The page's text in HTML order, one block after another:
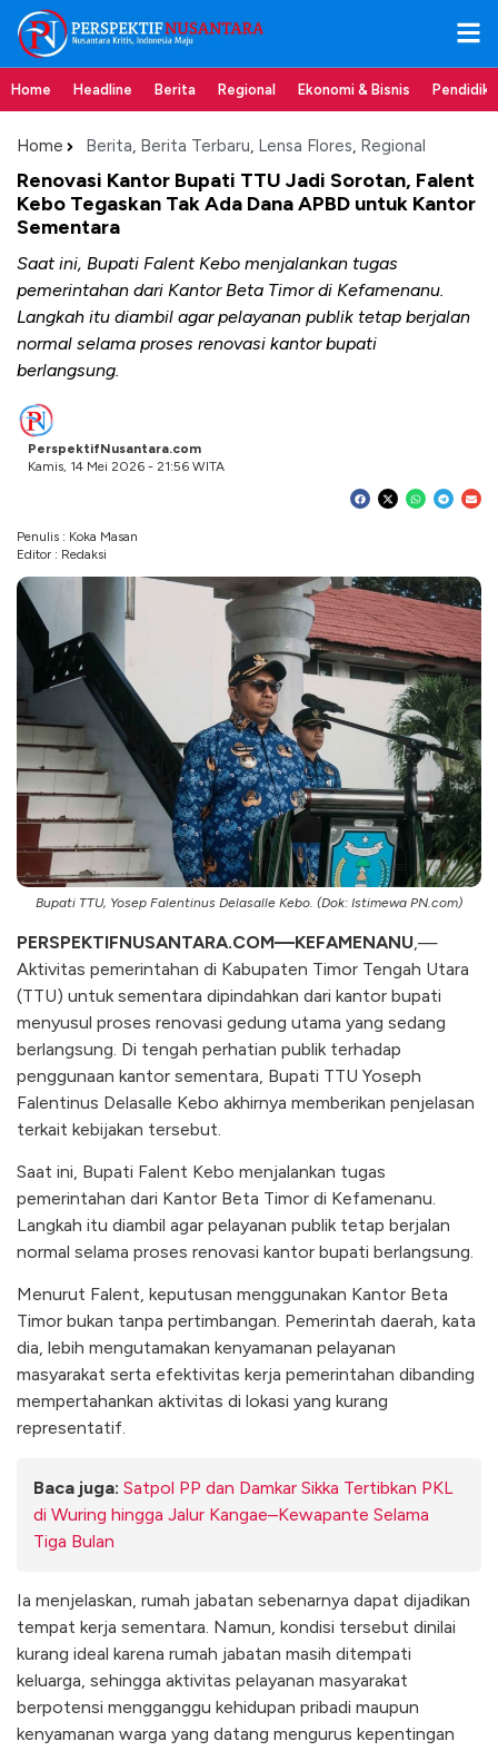
Home Headline Berita Regional Ekonomi & Bisnis
Home Berita, Berita Terbaru, Lensa Flores, Regional
Renovasi Kantor Bupati TTU Jadi Sorotan, Falent
Kebo Tegaskan Tak Ada Dana APBD untuk Kantor
Sementara
Saat ini, Bupati Falent Kebo menjalankan tugas
pemerintahan dari Kantor Beta Timor di Kefamenanu.
Langkah itu diambil agar pelayanan publik tetap berjalan
normal selama proses renovasi kantor bupati
berlangsung.
PerspektifNusantara.com
Kamis, 14 Mei 2026 - 21:56 WITA
Penulis : Koka Masan
Editor : Redaksi
Bupati TTU, Yosep Falentinus Delasalle Kebo. (Dok: Istimewa PN.com)
PERSPEKTIFNUSANTARA.COM—KEFAMENANU ,—
Aktivitas pemerintahan di Kabupaten Timor Tengah Utara
(TTU) untuk sementara dipindahkan dari kantor bupati
menyusul proses renovasi gedung utama yang sedang
berlangsung. Di tengah perhatian publik terhadap
penggunaan kantor sementara, Bupati TTU Yoseph
Falentinus Delasalle Kebo akhirnya memberikan penjelasan
terkait kebijakan tersebut.
Saat ini, Bupati Falent Kebo menjalankan tugas
pemerintahan dari Kantor Beta Timor di Kefamenanu.
Langkah itu diambil agar pelayanan publik tetap berjalan
normal selama proses renovasi kantor bupati berlangsung.
Menurut Falent, keputusan menggunakan Kantor Beta
Timor bukan tanpa pertimbangan. Pemerintah daerah, kata
dia, lebih mengutamakan kenyamanan pelayanan
masyarakat serta efektivitas kerja pemerintahan dibanding
mempertahankan aktivitas di lokasi yang kurang
representatif.
Baca juga: Satpol PP dan Damkar Sikka Tertibkan PKL
di Wuring hingga Jalur Kangae–Kewapante Selama
Tiga Bulan
Ia menjelaskan, rumah jabatan sebenarnya dapat dijadikan
tempat kerja sementara. Namun, kondisi tersebut dinilai
kurang ideal karena rumah jabatan masih ditempati
keluarga, sehingga aktivitas pelayanan masyarakat
berpotensi mengganggu kehidupan pribadi maupun
kenyamanan warga yang datang mengurus kepentingan